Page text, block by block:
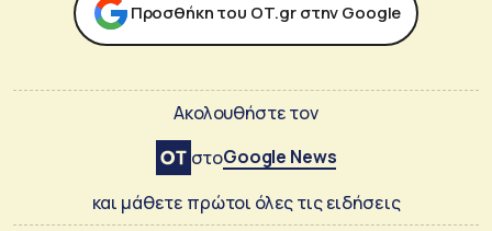
Προσθήκη του ΟΤ.gr στην Google
Ακολουθήστε τον
στοGoogle News
και μάθετε πρώτοι όλες τις ειδήσεις